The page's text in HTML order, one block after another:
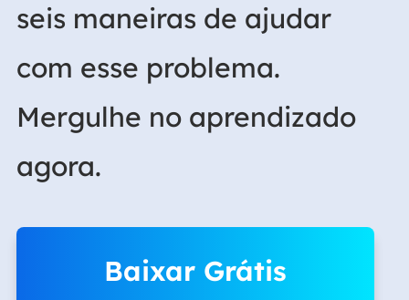
seis maneiras de ajudar
com esse problema.
Mergulhe no aprendizado
agora.
Baixar Grátis